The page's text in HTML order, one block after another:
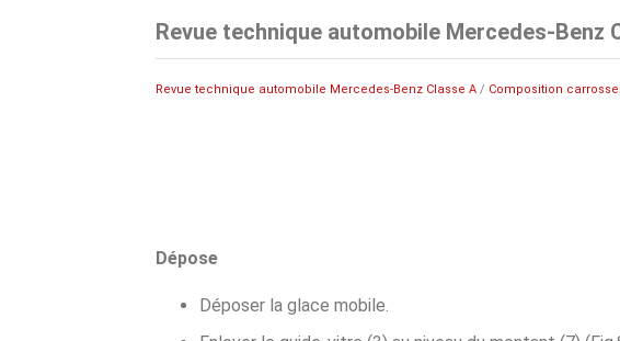
Revue technique automobile Mercedes-Benz
Revue technique automobile Mercedes-Benz Classe A / Composition
Dépose
Déposer la glace mobile.